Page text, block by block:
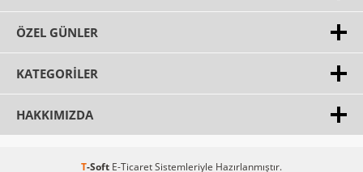
ÖZEL GÜNLER
KATEGORILER
HAKKIMIZDA
T-Soft E-TicaretSistemleriyle Hazırlanmıştır.